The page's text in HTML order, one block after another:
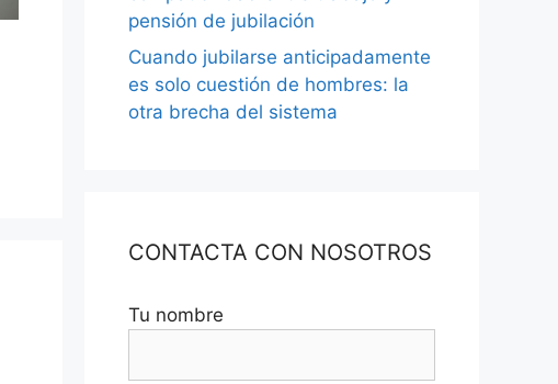
pensión de jubilación
Cuando jubilarse anticipadamente
es solo cuestión de hombres: la
otra brecha del sistema
CONTACTA CON NOSOTROS
Tu nombre